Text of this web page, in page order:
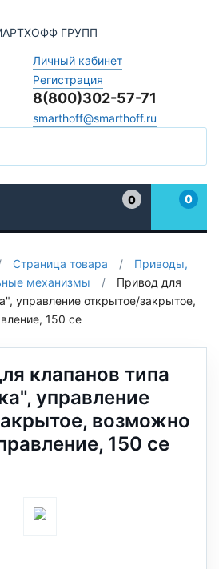
Личный кабинет
Регистрация
8(800)302-57-71
smarthoff@smarthoff.ru
0
0
Страница товара /
Приводы,
механизмы
/
Привод для
управление открытое/закрытое,
150 се
клапанов типа
управление
возможно
150 се